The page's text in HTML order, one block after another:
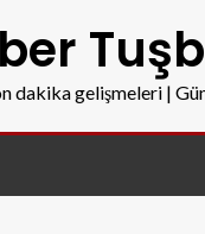
dakika gelişmeleri |